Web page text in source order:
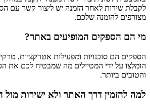
לקבלת שירות לאחר הזמנה יש ליצור קשר עם
מצורפים להזמנה שלכם.
מי הם הספקים המופיעים באתר?
הספקים הם סוכנויות ומפעילות אטרקציות,
הומלצו על ידי המטיילים מה שמבטיח לכם את
והטובים ביותר.
למה להזמין דרך האתר ולא ישירות מול